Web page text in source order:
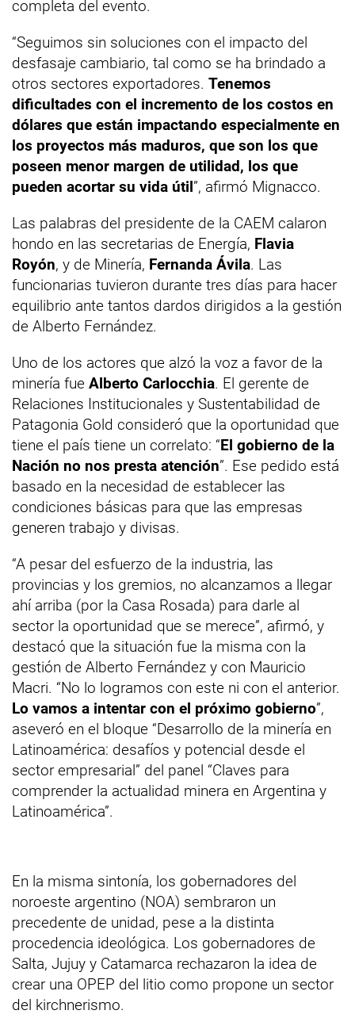
completa del evento.
“Seguimos sin soluciones con el impacto del
desfasaje cambiario, tal como se ha brindado a
otros sectores exportadores. Tenemos
dificultades con el incremento de los costos en
dólares que están impactando especialmente en
los proyectos más maduros, que son los que
poseen menor margen de utilidad, los que
pueden acortar su vida útil”, afirmó Mignacco.
Las palabras del presidente de la CAEM calaron
hondo en las secretarias de Energía, Flavia
Royón, y de Minería, Fernanda Ávila. Las
funcionarias tuvieron durante tres días para hacer
equilibrio ante tantos dardos dirigidos a la gestión
de Alberto Fernández.
Uno de los actores que alzó la voz a favor de la
minería fue Alberto Carlocchia. El gerente de
Relaciones Institucionales y Sustentabilidad de
Patagonia Gold consideró que la oportunidad que
tiene el país tiene un correlato: “El gobierno de la
Nación no nos presta atención”. Ese pedido está
basado en la necesidad de establecer las
condiciones básicas para que las empresas
generen trabajo y divisas.
“A pesar del esfuerzo de la industria, las
provincias y los gremios, no alcanzamos a llegar
ahí arriba (por la Casa Rosada) para darle al
sector la oportunidad que se merece”, afirmó, y
destacó que la situación fue la misma con la
gestión de Alberto Fernández y con Mauricio
Macri. “No lo logramos con este ni con el anterior.
Lo vamos a intentar con el próximo gobierno”,
aseveró en el bloque “Desarrollo de la minería en
Latinoamérica: desafíos y potencial desde el
sector empresarial” del panel “Claves para
comprender la actualidad minera en Argentina y
Latinoamérica”.
En la misma sintonía, los gobernadores del
noroeste argentino (NOA) sembraron un
precedente de unidad, pese a la distinta
procedencia ideológica. Los gobernadores de
Salta, Jujuy y Catamarca rechazaron la idea de
crear una OPEP del litio como propone un sector
del kirchnerismo.